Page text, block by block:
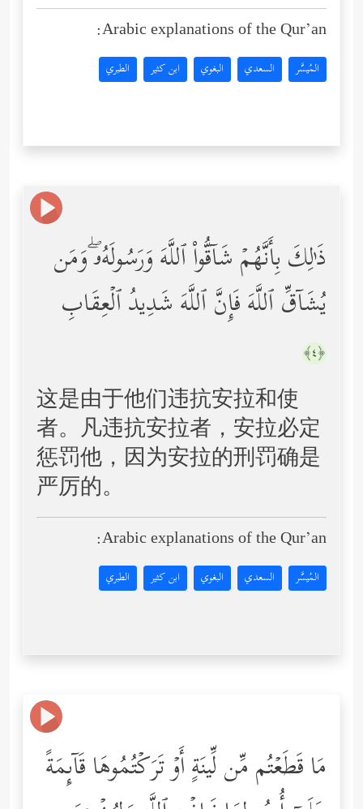
Arabic explanations of the Qur’an:
المُيسَّر السعدي البغوي ابن كثير الطبري
ذَ ٰ⁠لِكَ بِأَنَّهُمۡ شَاۤقُّواْ ٱللَّهَ وَرَسُولَهُۥۖ وَمَن
یُشَاۤقِّ ٱللَّهَ فَإِنَّ ٱللَّهَ شَدِیدُ ٱلۡعِقَابِ
﴿٤﴾
这是由于他们违抗安拉和使
者。凡违抗安拉者，安拉必定
惩罚他，因为安拉的刑罚确是
严厉的。
Arabic explanations of the Qur’an:
المُيسَّر السعدي البغوي ابن كثير الطبري
مَا قَطَعۡتُم مِّن لِّینَةٍ أَوۡ تَرَكۡتُمُوهَا قَاۤىِٕمَةً